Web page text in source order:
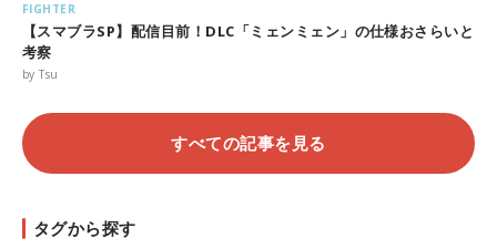
FIGHTER
【スマブラSP】配信目前！DLC「ミェンミェン」の仕様おさらいと
考察
by Tsu
すべての記事を見る
タグから探す